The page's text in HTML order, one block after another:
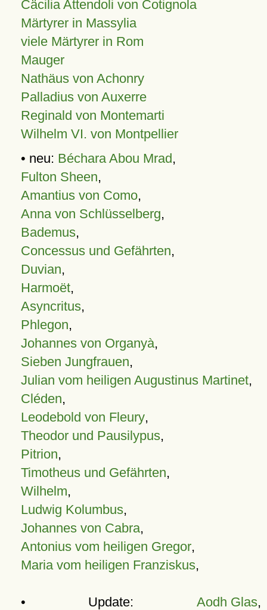
Cäcilia Attendoli von Cotignola
Märtyrer in Massylia
viele Märtyrer in Rom
Mauger
Nathäus von Achonry
Palladius von Auxerre
Reginald von Montemarti
Wilhelm VI. von Montpellier
• neu: Béchara Abou Mrad,
Fulton Sheen,
Amantius von Como,
Anna von Schlüsselberg,
Bademus,
Concessus und Gefährten,
Duvian,
Harmoët,
Asyncritus,
Phlegon,
Johannes von Organyà,
Sieben Jungfrauen,
Julian vom heiligen Augustinus Martinet,
Cléden,
Leodebold von Fleury,
Theodor und Pausilypus,
Pitrion,
Timotheus und Gefährten,
Wilhelm,
Ludwig Kolumbus,
Johannes von Cabra,
Antonius vom heiligen Gregor,
Maria vom heiligen Franziskus,
• Update: Aodh Glas,